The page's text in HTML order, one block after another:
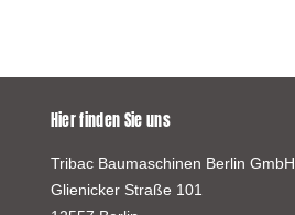
Hier finden Sie uns
Tribac Baumaschinen Berlin GmbH
Glienicker Straße 101